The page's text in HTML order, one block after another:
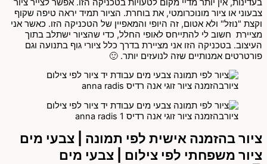
בעדינות, אין יותר מדיי מקום לטעויות בטכניקה הזו. אפשר לצייר ציור
צבעוני או ציור מונוכרומטי, את בוחרת. הציור תמיד יראה טיפה שקוף
וקצת "נוזל" ולא אטום, זה היופי והמאפיין של הטכניקה הזו. כאשר אני
מציירת חשוב לי להתייחס לאופי החלל, כדי שהציור ישתלב בתוך
העיצוב. בטכניקה הזו אני מציירת בדרך כלל ציורי גוף בתנועה וגם
פורטרטים אמנותיים שזה לנועזים יותר. 🙂
ציור בהזמנה אישית לפי תמונה | צבעי מים
ציור משפחתי לפי צילום | צבעי מים